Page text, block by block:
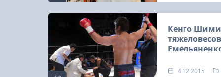
Кенго
Боец4.12.2015